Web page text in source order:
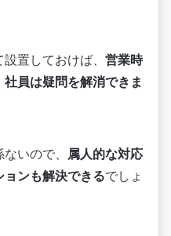
置しておけば、 営業時
員は疑問を解消できま
いので、 属人的な対応
ンも解決できるでしょ